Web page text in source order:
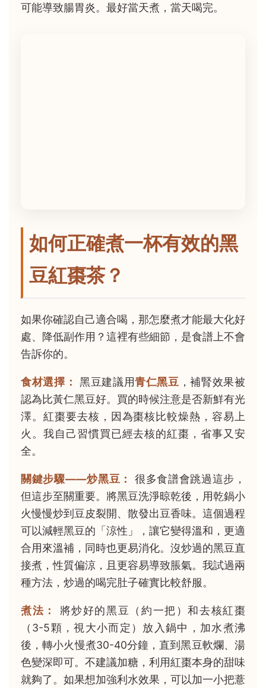
可能導致腸胃炎。最好當天煮，當天喝完。
如何正確煮一杯有效的黑
豆紅棗茶？
如果你確認自己適合喝，那怎麼煮才能最大化好
處、降低副作用？這裡有些細節，是食譜上不會
告訴你的。
食材選擇： 黑豆建議用青仁黑豆 ，補腎效果被
認為比黃仁黑豆好。買的時候注意是否新鮮有光
澤。紅棗要去核，因為棗核比較燥熱，容易上
火。我自己習慣買已經去核的紅棗，省事又安
全。
關鍵步驟——炒黑豆：
很多食譜會跳過這步，
但這步至關重要。將黑豆洗淨晾乾後，用乾鍋小
火慢慢炒到豆皮裂開、散發出豆香味。這個過程
可以減輕黑豆的「涼性」，讓它變得溫和，更適
合用來溫補，同時也更易消化。沒炒過的黑豆直
接煮，性質偏涼，且更容易導致脹氣。我試過兩
種方法，炒過的喝完肚子確實比較舒服。
煮法：
將炒好的黑豆（約一把）和去核紅棗
（3-5顆，視大小而定）放入鍋中，加水煮沸
後，轉小火慢煮30-40分鐘，直到黑豆軟爛、湯
色變深即可。不建議加糖，利用紅棗本身的甜味
就夠了。如果想加強利水效果，可以加一小把薏